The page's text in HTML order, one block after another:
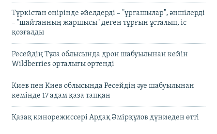
Түркістан өңірінде әйелдерді – "ұрғашылар", әншілерді
– "шайтанның жаршысы" деген тұрғын ұсталып, іс
қозғалды
Ресейдің Тула облысында дрон шабуылынан кейін
Wildberries орталығы өртенді
Киев пен Киев облысында Ресейдің әуе шабуылынан
кемінде 17 адам қаза тапқан
Қазақ кинорежиссері Ардақ Әмірқұлов дүниеден өтті